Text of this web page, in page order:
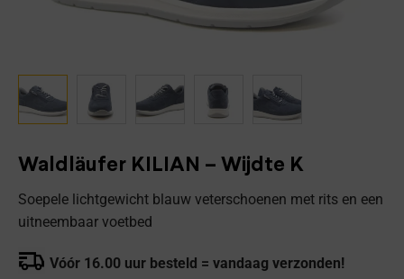
Waldläufer KILIAN – Wijdte K
Soepele lichtgewicht blauw veterschoenen met rits en een
uitneembaar voetbed
Vóór 16.00 uur besteld = vandaag verzonden!